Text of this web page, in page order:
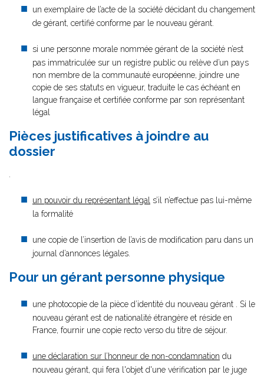
un exemplaire de l’acte de la société décidant du changement
de gérant, certifié conforme par le nouveau gérant.
si une personne morale nommée gérant de la société n’est
pas immatriculée sur un registre public ou relève d’un pays
non membre de la communauté européenne, joindre une
copie de ses statuts en vigueur, traduite le cas échéant en
langue française et certifiée conforme par son représentant
légal
Pièces justificatives à joindre au
dossier
un pouvoir du représentant légal s’il n’effectue pas lui-même
la formalité
une copie de l’insertion de l’avis de modification paru dans un
journal d’annonces légales.
Pour un gérant personne physique
une photocopie de la pièce d’identité du nouveau gérant . Si le
nouveau gérant est de nationalité étrangère et réside en
France, fournir une copie recto verso du titre de séjour.
une déclaration sur l’honneur de non-condamnation du
nouveau gérant, qui fera l'objet d'une vérification par le juge